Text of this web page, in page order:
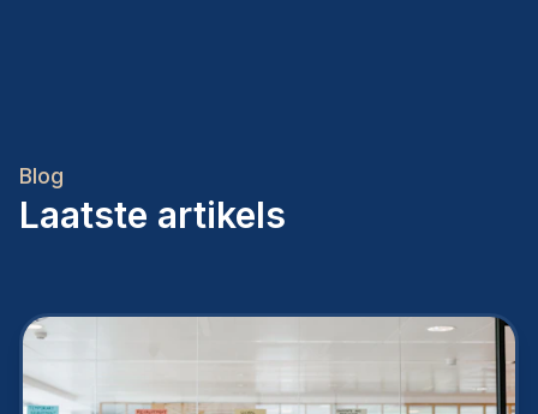
Blog
Laatste artikels